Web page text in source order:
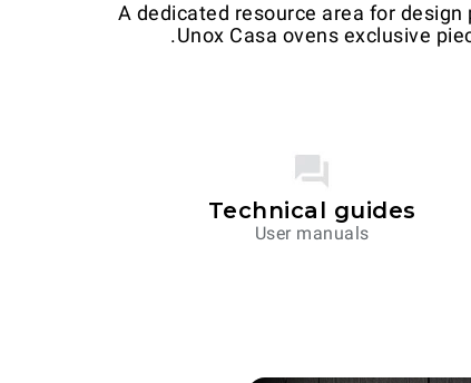
A dedicated resource area for
Unox Casa ovens exclusive
Technical guides
User manuals